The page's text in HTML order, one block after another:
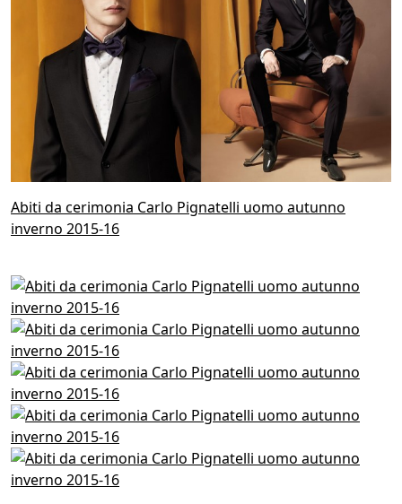
Abiti da cerimonia Carlo Pignatelli uomo autunno
inverno 2015-16